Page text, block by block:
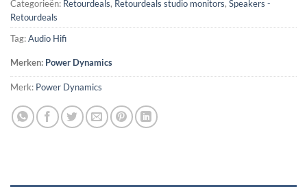
Categorieën: Retourdeals, Retourdeals studio monitors, Speakers -
Retourdeals
Tag:Audio Hifi
Merken: Power Dynamics
Merk: Power Dynamics